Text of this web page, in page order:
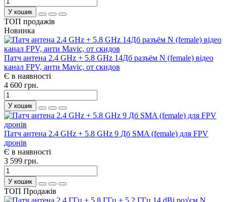
У кошик
ТОП продажів
Новинка
Патч антена 2.4 GHz + 5.8 GHz 14Дб разъём N (female) відео
канал FPV, анти Mavic, от скидов
Є в наявності
4 600 грн.
У кошик
Патч антена 2.4 GHz + 5.8 GHz 9 Дб SMA (female) для FPV
дронів
Є в наявності
3 599 грн.
У кошик
ТОП Продажів